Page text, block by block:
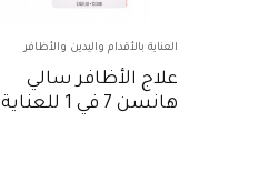
العناية بالأقدام واليدين والأظافر
علاج الأظافر سالي
هانسن 7 في 1 للعناية